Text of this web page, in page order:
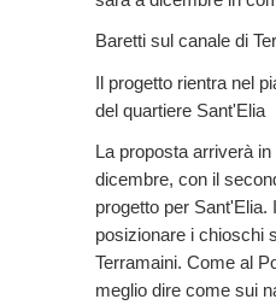
Baretti sul canale di
Il progetto rientra nel
del quartiere Sant'Elia
La proposta arriverà
dicembre, con il
progetto per Sant'Elia.
posizionare i chioschi
Terramaini. Come al
meglio dire come sui